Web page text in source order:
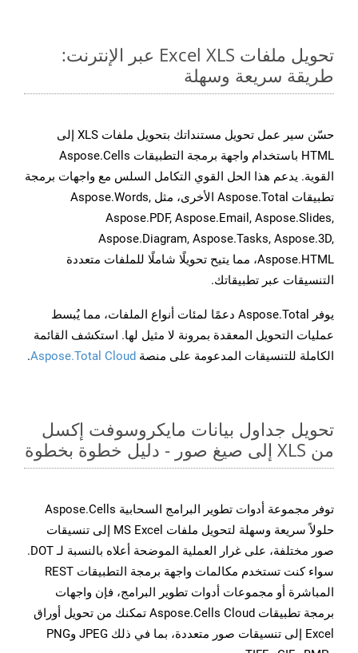
تحويل ملفات Excel XLS عبر الإنترنت:
طريقة سريعة وسهلة
حسّن سير عمل تحويل مستنداتك بتحويل ملفات XLS إلى
HTML باستخدام واجهة برمجة التطبيقات Aspose.Cells
القوية. يدعم هذا الحل القوي التكامل السلس مع واجهات برمجة
تطبيقات Aspose.Total الأخرى، مثل Aspose.Words,
Aspose.PDF, Aspose.Email, Aspose.Slides,
Aspose.Diagram, Aspose.Tasks, Aspose.3D,
Aspose.HTML، مما يتيح تحويلًا شاملًا للملفات متعددة
التنسيقات عبر تطبيقاتك.
يوفر Aspose.Total دعمًا لمئات أنواع الملفات، مما يُبسط
عمليات التحويل المعقدة بمرونة لا مثيل لها. استكشف القائمة
الكاملة للتنسيقات المدعومة على منصة Aspose.Total Cloud
.
تحويل جداول بيانات مايكروسوفت إكسل
من XLS إلى صيغ صور - دليل خطوة بخطوة
توفر مجموعة أدوات تطوير البرامج السحابية Aspose.Cells
حلولاً سريعة وسهلة لتحويل ملفات MS Excel إلى تنسيقات
صور مختلفة، على غرار العملية الموضحة أعلاه بالنسبة لـ DOT.
سواء كنت تستخدم مكالمات واجهة برمجة التطبيقات REST
المباشرة أو مجموعات أدوات تطوير البرامج، فإن واجهات
برمجة تطبيقات Aspose.Cells Cloud تمكنك من تحويل أوراق
Excel إلى تنسيقات صور متعددة، بما في ذلك JPEG وPNG